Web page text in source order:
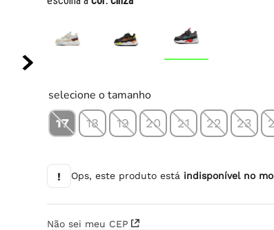
selecione o tamanho
17 18 19 20 21 22 23
! Ops, este produto está indisponível no
Não sei meu CEP